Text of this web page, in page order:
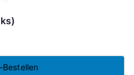
Bestellen